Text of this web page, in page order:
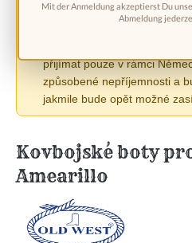
V důsledku nového nařízení
přijímat pouze v rámci
způsobené nepříjemnosti a
jakmile bude opět možné
Kovbojské boty
Amearillo
Mit der Anmeldung akzeptierst Du
Abmeldung